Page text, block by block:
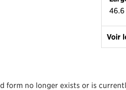
46.6
Voir
form no longer exists or is